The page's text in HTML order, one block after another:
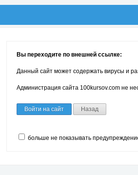
Вы переходите по внешней ссылке:
Данный сайт может содержать вирусы и
Администрация сайта 100kursov.com не
Войти на сайт Назад
больше не показывать